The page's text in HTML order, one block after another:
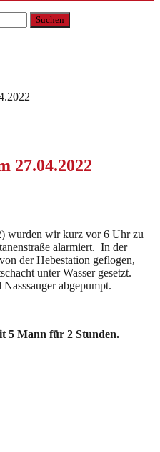
27.04.2022
wurden wir kurz vor 6 Uhr zu
alarmiert. In der
der Hebestation geflogen,
unter Wasser gesetzt.
abgepumpt.
5 Mann für 2 Stunden.